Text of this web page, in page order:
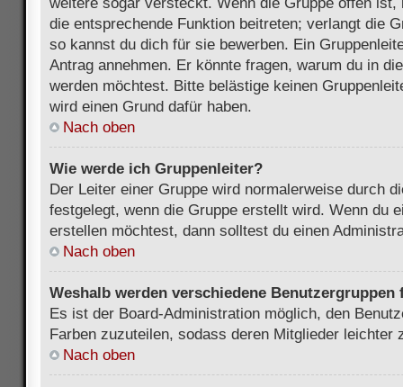
weitere sogar versteckt. Wenn die Gruppe offen
die entsprechende Funktion beitreten; verlangt die
so kannst du dich für sie bewerben. Ein
Antrag annehmen. Er könnte fragen, warum du in
werden möchtest. Bitte belästige keinen
wird einen Grund dafür haben.
Nach oben
Wie werde ich Gruppenleiter?
Der Leiter einer Gruppe wird normalerweise durch
festgelegt, wenn die Gruppe erstellt wird. Wenn du
erstellen möchtest, dann solltest du einen
Nach oben
Weshalb werden verschiedene
Es ist der Board-Administration möglich, den
Farben zuzuteilen, sodass deren Mitglieder leichter
Nach oben